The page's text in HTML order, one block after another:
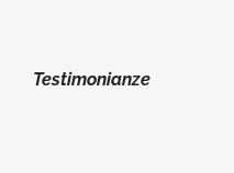
Testimonianze